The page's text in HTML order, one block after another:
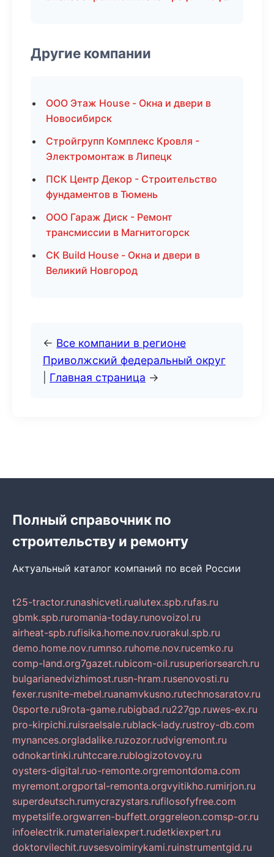
Другие компании
ООО Этаж House - Окна и двери в
Новосибирск
Стройгрупп Комплекс Кровля -
Электромонтаж в Липецк
ПСК Центр Декор - Строительство
фундаментов в Тюмень
ООО Гараж Диск - Ремонт
трансмиссии в Магнитогорск
СК Build House - Окна и двери в
Великий Новгород
← Все компании в регионе
Приволжский федеральный округ
Главная страница →
Полный справочник по
строительству и ремонту
Актуальный каталог компаний по всей России
t25-tractor.runashicveti.rualutex.spb.rufas.ru
gbmk.spb.ruromania-today.runovoizol.ru
airheat-spb.rufisika.home.nov.ruorakul.spb.ru
demo.home.nov.rumnso.ruhome.nov.rucemko.ru
comp-land.org7gazet.rubicom-oil.rusuperiorsearch.ru
bulgarianedvizhimost.rusn-hram.rusenovosti.ru
fexer.rusnite-mebel.ruanamvkusno.rutechnosaratov.ru
0sporte.ru9rota-game.rubigbad.ru227gp.ruwes-ex.ru
pro-kirpichi.ruisraelsale.rublack-lady.rustroy-db.com
mynances.orgladalike.ruzozor.rudvigremont.ru
odnokartinki.ruhtccare.rublogizotovoy.ru
oysters-digital.ruo-remonte.orgremontdoma.com
myremont.orgportal-remonta.orgvyitikho.rumirjon.ru
superdeutsch.rumycrazystars.rufilosofyfree.com
mypetslife.orgwarren-buffett.orggreleon.comsp-or.ru
infoelectrik.rumaterialexpert.rudetkiexpert.ru
doktorvilechit.ruvsesvoimirykami.ruinstrumentgid.ru